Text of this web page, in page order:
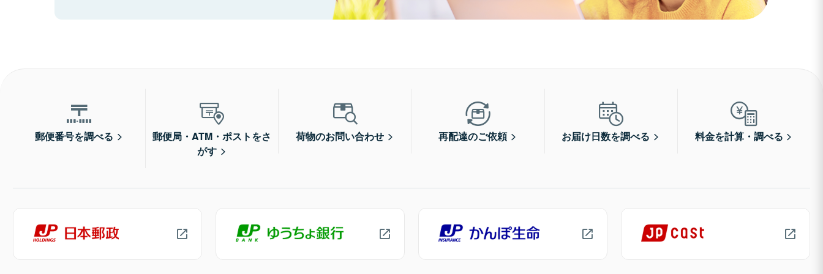
郵便番号を調べる
郵便局・ATM・ポストをさ
がす
荷物のお問い合わせ 再配達のご依頼 お届け日数を調べる 料金を計算・調べる